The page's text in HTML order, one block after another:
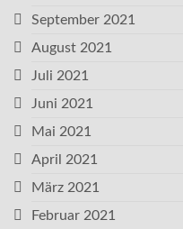
September 2021
August 2021
Juli 2021
Juni 2021
Mai 2021
April 2021
März 2021
Februar 2021